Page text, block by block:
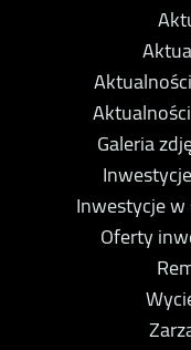
Galeria
Inwestycje
Oferty